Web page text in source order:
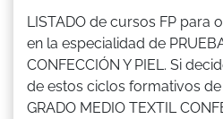
LISTADO de cursos FP para
en la especialidad de
CONFECCIÓN Y PIEL. Si
de estos ciclos formativos de
GRADO MEDIO TEXTIL